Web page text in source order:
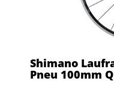
Shimano
Pneu 100mm